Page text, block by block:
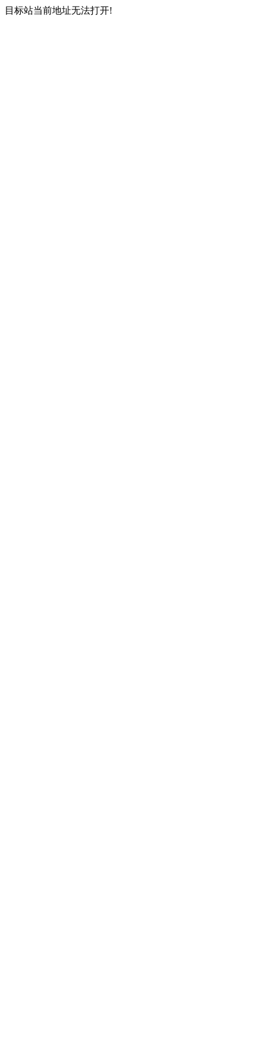
目标站当前地址无法打开!